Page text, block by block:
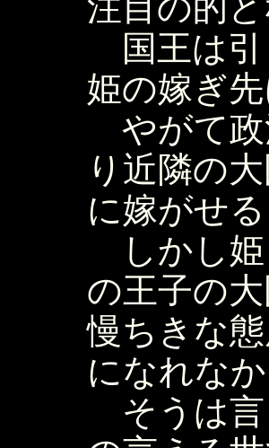
国王は引
姫の嫁ぎ
やがて政
り近隣の
に嫁がせ
しかし姫
の王子の
慢ちきな
になれな
そうは言